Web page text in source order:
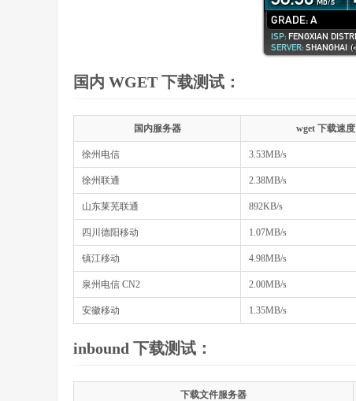
国内 WGET 下载测试：
国内服务器 wget 下载速度
徐州电信 3.53MB/s
徐州联通 2.38MB/s
山东莱芜联通 892KB/s
四川德阳移动 1.07MB/s
镇江移动 4.98MB/s
泉州电信 CN2 2.00MB/s
安徽移动 1.35MB/s
inbound 下载测试：
下载文件服务器